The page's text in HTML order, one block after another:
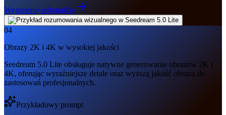
Wygeneruj infografikę
04
Obrazy 2K i 4K w wysokiej jakości
Seedream 5.0 Lite obsługuje natywne generowanie obrazów 2K i
4K, oferując wyraźniejsze detale oraz wyższą jakość obrazu do
zastosowań profesjonalnych.
Przykładowy prompt